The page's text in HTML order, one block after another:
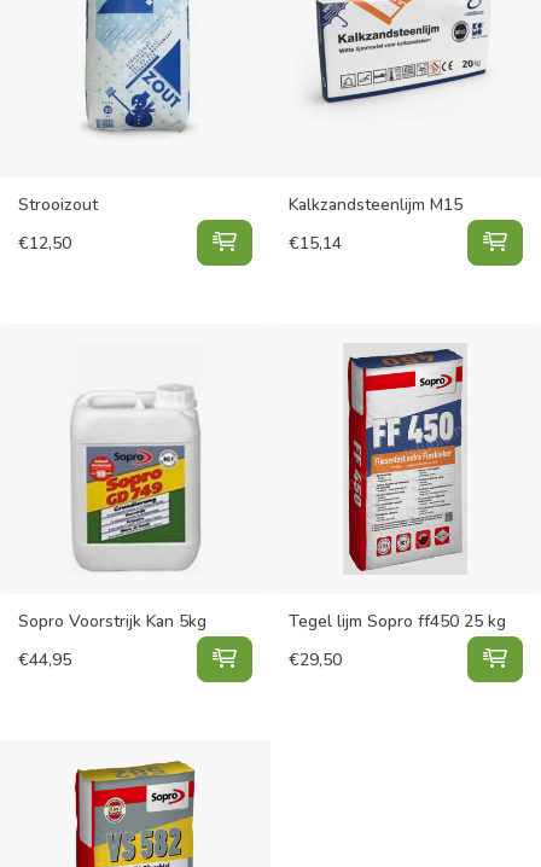
Strooizout
€12,50 Strooizout toevoegen aan
Kalkzandsteenlijm M15
€15,14
Sopro Voorstrijk Kan 5kg
€44,95 Sopro Voorstrijk Kan 5kg
Tegel lijm Sopro ff450 25 kg
€29,50